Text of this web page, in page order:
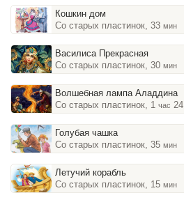
Кошкин дом
Со старых пластинок, 33 мин
Василиса Прекрасная
Со старых пластинок, 30 мин
Волшебная лампа Аладдина
Со старых пластинок, 1 час 24
Голубая чашка
Со старых пластинок, 35 мин
Летучий корабль
Со старых пластинок, 15 мин